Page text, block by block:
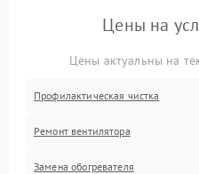
Цены на
Цены актуальны на
Профилактическая чистка
Ремонт вентилятора
Замена обогревателя